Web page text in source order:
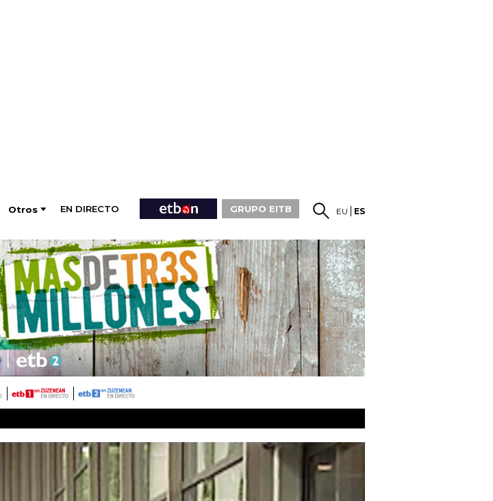
Otros EN DIRECTO GRUPO EITB EU ES